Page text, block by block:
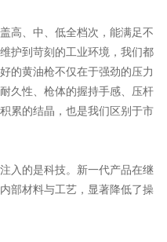
高、中、低全档次，能满足不
护到苛刻的工业环境，我们都
的黄油枪不仅在于强劲的压力
久性、枪体的握持手感、压杆
累的结晶，也是我们区别于市
入的是科技。新一代产品在继
部材料与工艺，显著降低了操